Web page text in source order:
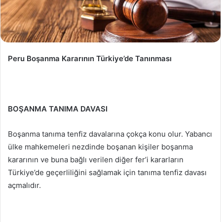
Peru Boşanma Kararının Türkiye’de Tanınması
BOŞANMA TANIMA DAVASI
Boşanma tanıma tenfiz davalarına çokça konu olur. Yabancı
ülke mahkemeleri nezdinde boşanan kişiler boşanma
kararının ve buna bağlı verilen diğer fer’i kararların
Türkiye’de geçerliliğini sağlamak için tanıma tenfiz davası
açmalıdır.